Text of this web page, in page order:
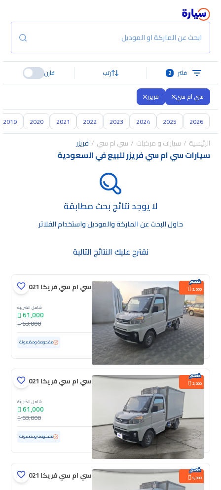
ابحث عن الماركة او الموديل
فلتر 2 رتب قارن
سي ام سي فريزر
2026
2025
2024
2023
2022
2021
2020
2019
الرئيسية سيارات و مركبات سي ام سي فريزر
سيارات سي ام سي فريزر للبيع في السعودية
لا يوجد نتائج بحث مطابقة
حاول البحث عن الماركة والموديل واستخدام الفلاتر
نقترح عليك النتائج التالية
2,000 سي ام سي فريكا 2021
شامل الضريبة
61,000
63,000
مستعملة 1,733 كم ممشى قليل مفحوصة ومضمونة
2,000 سي ام سي فريكا 2021
شامل الضريبة
61,000
63,000
مستعملة 100 كم ممشى قليل مفحوصة ومضمونة
5,000 سي ام سي فريكا 2021